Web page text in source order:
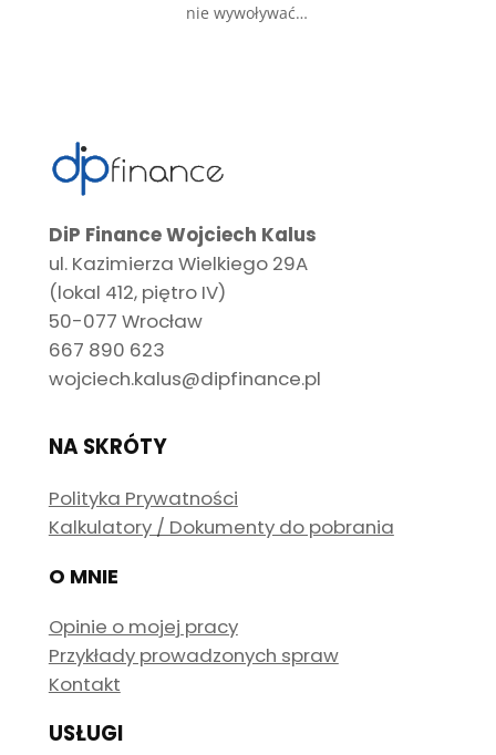
nie wywoływać…
DiP Finance Wojciech Kalus
ul. Kazimierza Wielkiego 29A
(lokal 412, piętro IV)
50-077 Wrocław
667 890 623
wojciech.kalus@dipfinance.pl
NA SKRÓTY
Polityka Prywatności
Kalkulatory / Dokumenty do pobrania
O MNIE
Opinie o mojej pracy
Przykłady prowadzonych spraw
Kontakt
USŁUGI